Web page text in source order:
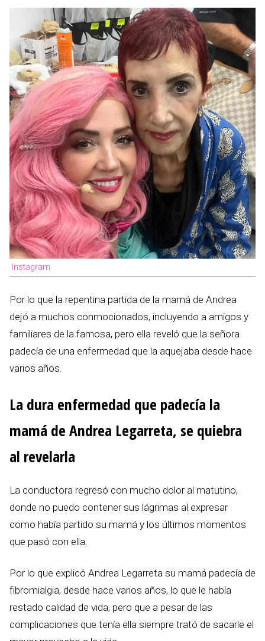
Instagram
Por lo que la repentina partida de la mamá de Andrea
dejó a muchos conmocionados, incluyendo a amigos y
familiares de la famosa, pero ella reveló que la señora
padecía de una enfermedad que la aquejaba desde hace
varios años.
La dura enfermedad que padecía la
mamá de Andrea Legarreta, se quiebra
al revelarla
La conductora regresó con mucho dolor al matutino,
donde no puedo contener sus lágrimas al expresar
como había partido su mamá y los últimos momentos
que pasó con ella.
Por lo que explicó Andrea Legarreta su mamá padecía de
fibromialgia, desde hace varios años, lo que le había
restado calidad de vida, pero que a pesar de las
complicaciones que tenía ella siempre trató de sacarle el